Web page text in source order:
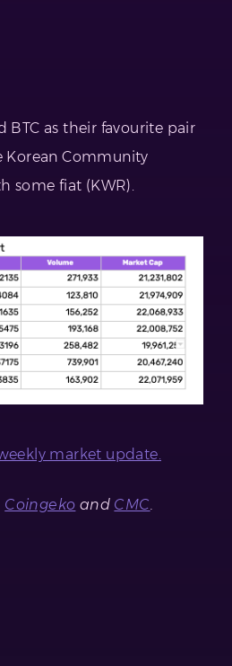
BTC as their favourite pair
Korean Community
some fiat (KWR).
market update.
Coingeko and CMC.